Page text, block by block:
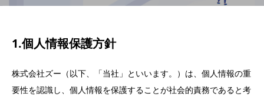
1.個人情報保護方針
株式会社ズー（以下、「当社」といいます。）は、個人情報の重
要性を認識し、個人情報を保護することが社会的責務であると考